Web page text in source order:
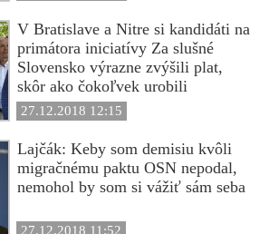
V Bratislave a Nitre si kandidáti na
primátora iniciatívy Za slušné
Slovensko výrazne zvýšili plat,
skôr ako čokoľvek urobili
27.12.2018 12:15
Lajčák: Keby som demisiu kvôli
migračnému paktu OSN nepodal,
nemohol by som si vážiť sám seba
27.12.2018 11:52